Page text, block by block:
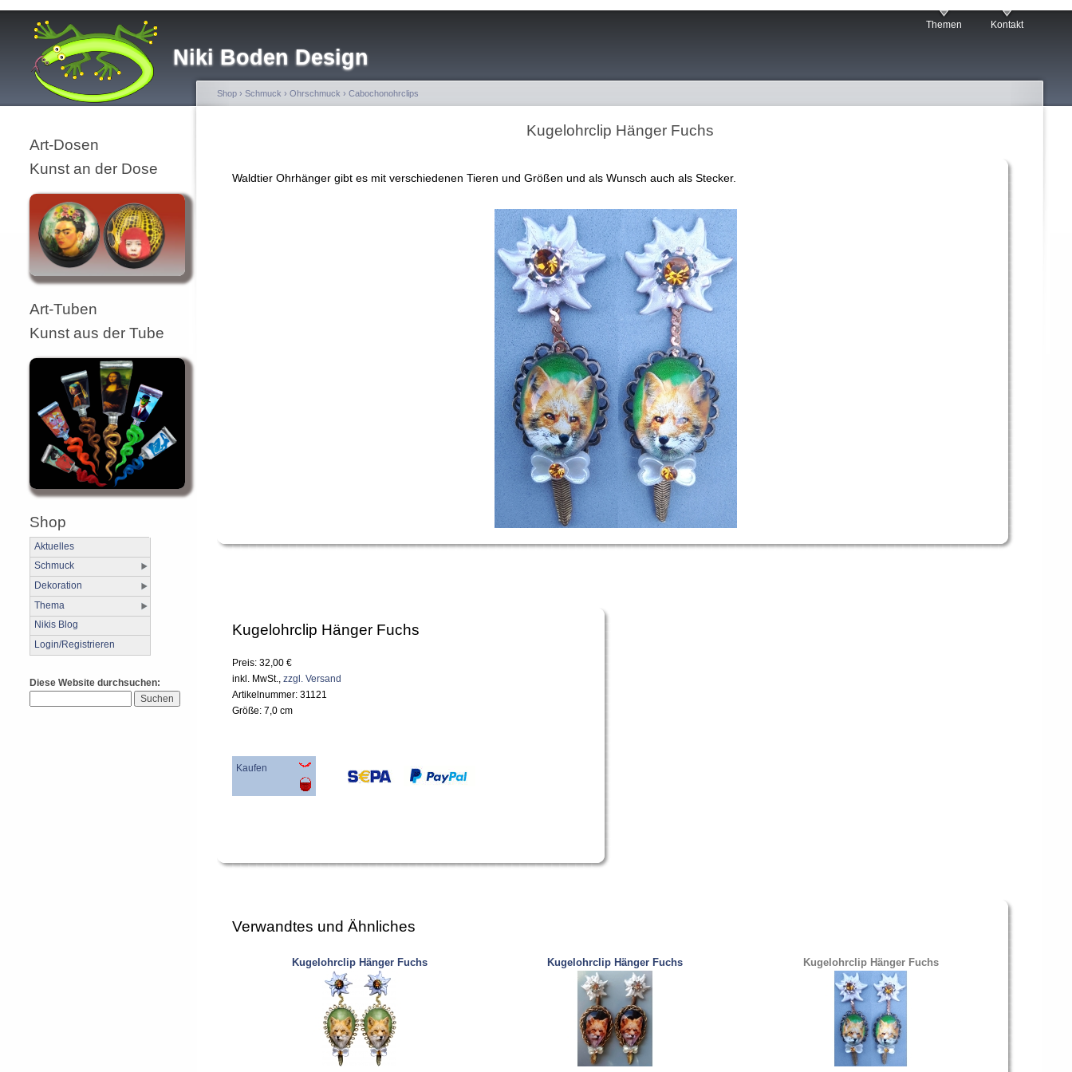
Niki Boden Design
Themen Kontakt
Art-Dosen
Kunst an der Dose
Art-Tuben
Kunst aus der Tube
Shop
Aktuelles
Schmuck
Dekoration
Thema
Nikis Blog
Login/Registrieren
Diese Website durchsuchen:
Shop › Schmuck › Ohrschmuck › Cabochonohrclips
Kugelohrclip Hänger Fuchs
Waldtier Ohrhänger gibt es mit verschiedenen Tieren und Größen und als Wunsch auch als Stecker.
Kugelohrclip Hänger Fuchs
Preis: 32,00 €
inkl. MwSt., zzgl. Versand
Artikelnummer: 31121
Größe: 7,0 cm
Kaufen
Verwandtes und Ähnliches
Kugelohrclip Hänger Fuchs Kugelohrclip Hänger Fuchs Kugelohrclip Hänger Fuchs